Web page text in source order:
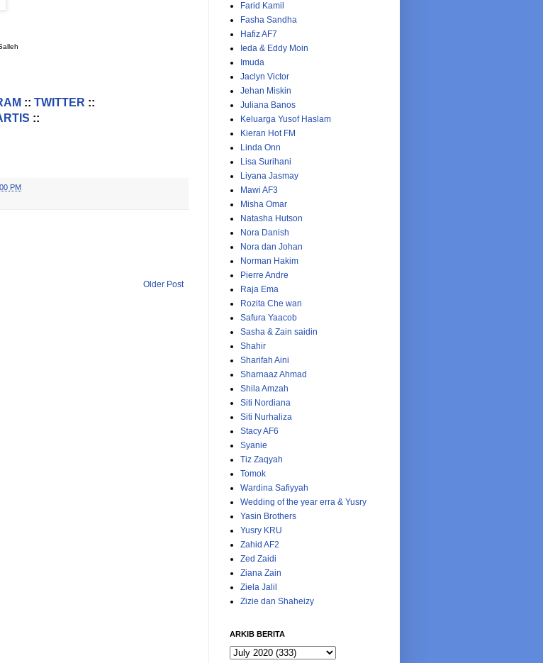
:: TWITTER ::
::
PM
Older Post
Farid Kamil
Fasha Sandha
Hafiz AF7
Ieda & Eddy Moin
Imuda
Jaclyn Victor
Jehan Miskin
Juliana Banos
Keluarga Yusof Haslam
Kieran Hot FM
Linda Onn
Lisa Surihani
Liyana Jasmay
Mawi AF3
Misha Omar
Natasha Hutson
Nora Danish
Nora dan Johan
Norman Hakim
Pierre Andre
Raja Ema
Rozita Che wan
Safura Yaacob
Sasha & Zain saidin
Shahir
Sharifah Aini
Sharnaaz Ahmad
Shila Amzah
Siti Nordiana
Siti Nurhaliza
Stacy AF6
Syanie
Tiz Zaqyah
Tomok
Wardina Safiyyah
Wedding of the year erra & Yusry
Yasin Brothers
Yusry KRU
Zahid AF2
Zed Zaidi
Ziana Zain
Ziela Jalil
Zizie dan Shaheizy
ARKIB BERITA